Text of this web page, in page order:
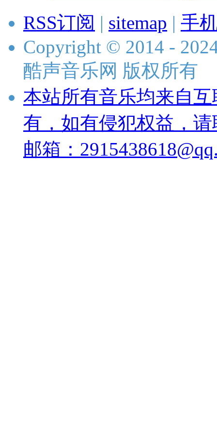
RSS订阅 | sitemap | 手
Copyright © 2014 -
酷声音乐网 版权所有
本站所有音乐均来自
有，如有侵犯权益，
邮箱：